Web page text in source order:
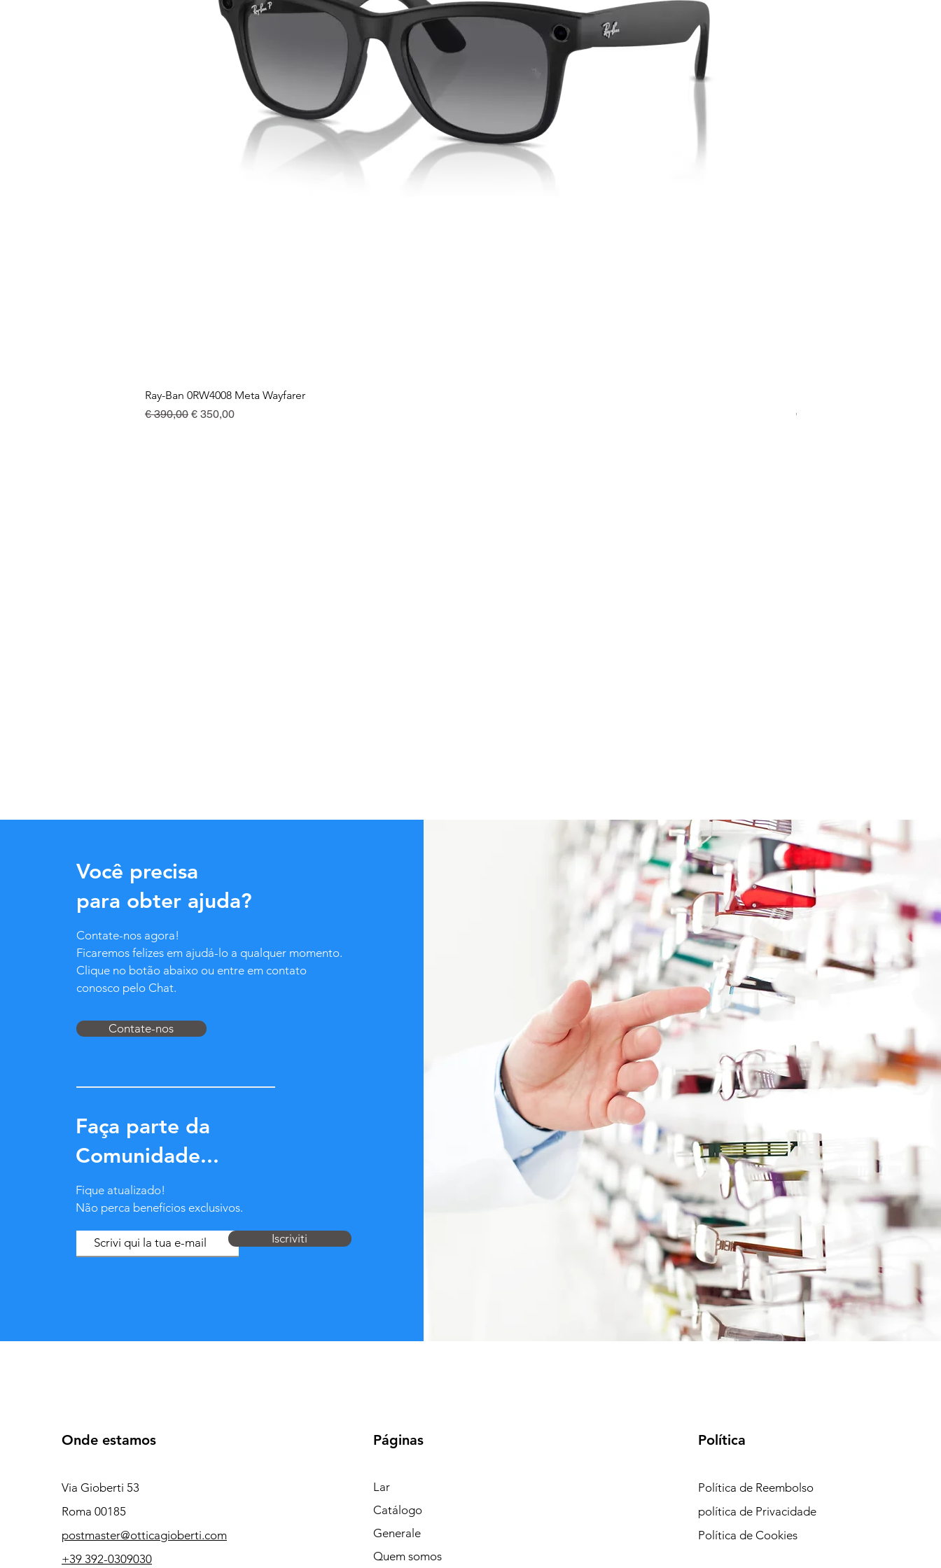
Ray-Ban 0RW4008 Meta Wayfarer
Preço normal
€ 390,00 Preço promocional
€ 350,00
Preço
€ 130,00
Você precisa
para obter ajuda?
Contate-nos agora!
Ficaremos felizes em ajudá-lo a qualquer momento.
Clique no botão abaixo ou entre em contato
conosco pelo Chat.
Contate-nos
Faça parte da
Comunidade...
Fique atualizado!
Não perca benefícios exclusivos.
Iscriviti
Onde estamos
Via Gioberti 53
Roma 00185
postmaster@otticagioberti.com
+39 392-0309030
Páginas
Lar
Catálogo
Generale
Quem somos
Política
Política de Reembolso
política de Privacidade
Política de Cookies